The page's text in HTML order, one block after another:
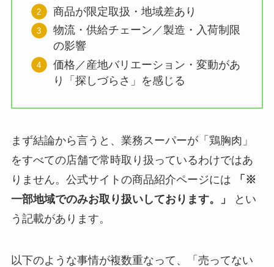
商品が限定取扱・地域差あり
物流・供給チェーン／製造・入荷制限
の影響
価格／産地バリエーション・変動があ
り「探しづらさ」を感じる
まず結論から言うと、業務スーパーが「鶏胸肉」
をすべての店舗で常時取り扱っているわけではあ
りません。公式サイトの商品紹介ページには
「※
一部地域でのみお取り扱いしております。」
とい
う記載があります。
以下のような事情が複数重なって、「売ってない